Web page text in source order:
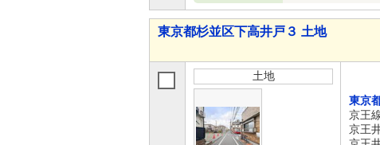
東京都杉並区下高井戸３ 土地
土地
東京
京王
京王